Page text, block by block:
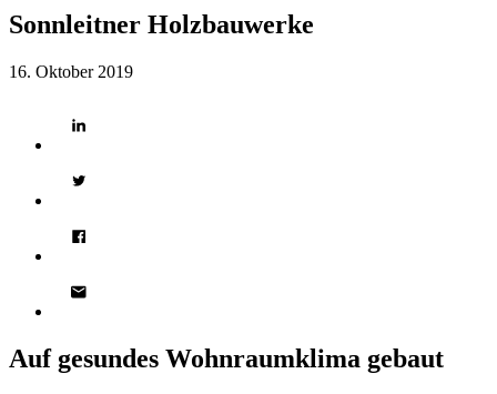
Sonnleitner Holzbauwerke
16. Oktober 2019
Auf gesundes Wohnraumklima gebaut